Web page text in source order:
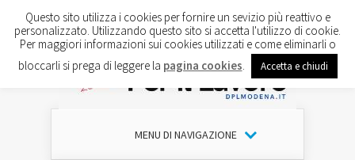
MENU DI NAVIGAZIONE
Questo sito utilizza i cookies per fornire un sevizio più reattivo e
personalizzato. Utilizzando questo sito si accetta l'utilizzo di cookie.
Per maggiori informazioni sui cookies utilizzati e come eliminarli o
bloccarli si prega di leggere la pagina cookies Accetta e chiudi